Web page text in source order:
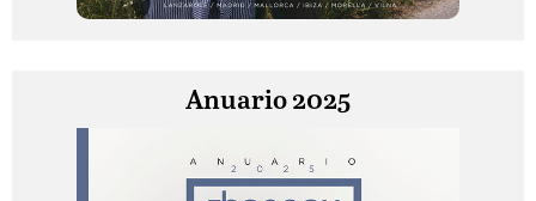
Anuario 2025